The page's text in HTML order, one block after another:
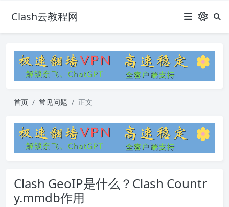
Clash云教程网
首页 常见问题 正文
Clash GeoIP是什么？Clash Countr
y.mmdb作用